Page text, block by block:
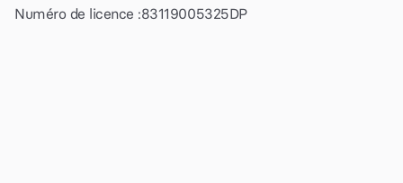
Numéro de licence :83119005325DP